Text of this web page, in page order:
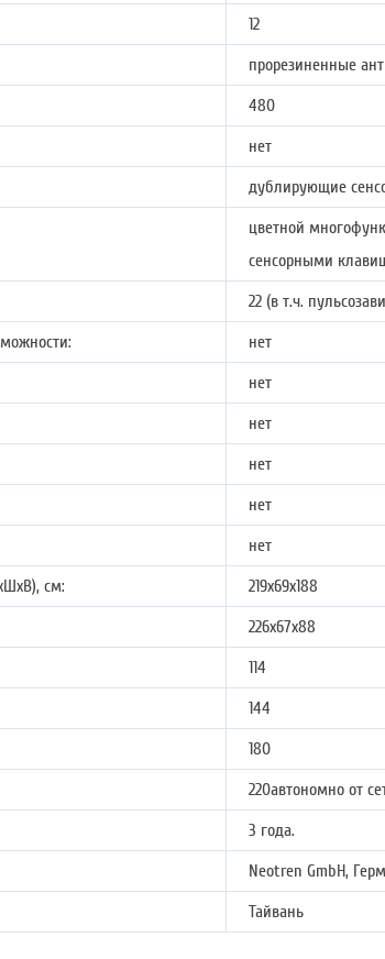
12
прорезиненные
480
нет
дублирующие
цветной
сенсорными
22 (в т.ч.
нет
нет
нет
нет
нет
нет
см:
219х69х188
226х67х88
114
144
180
220автономно от
3 года.
Neotren GmbH,
Тайвань